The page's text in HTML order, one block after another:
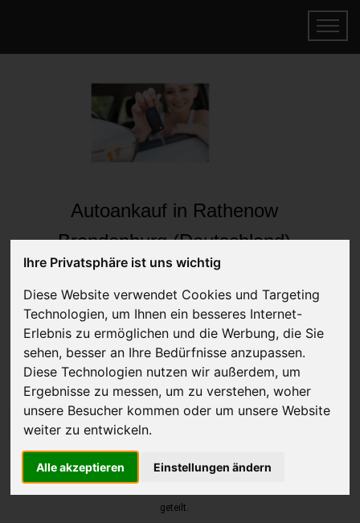
Ihre Privatsphäre ist uns wichtig
Diese Website verwendet Cookies und Targeting
Technologien, um Ihnen ein besseres Internet-
Erlebnis zu ermöglichen und die Werbung, die Sie
sehen, besser an Ihre Bedürfnisse anzupassen.
Diese Technologien nutzen wir außerdem, um
Ergebnisse zu messen, um zu verstehen, woher
unsere Besucher kommen oder um unsere Website
weiter zu entwickeln.
Alle akzeptieren Einstellungen ändern
Autoankauf in Rathenow
Brandenburg (Deutschland)
Online Auto verkaufen & gratis abholen
lassen
JETZT KOSTENLOSE BEWERTUNG
Kostenloses Angebot
für den Ankauf Ihres Autos inklusive der
Abholung, auf Wunsch sofort Geld. Ihre Daten werden nicht mit Dritten
geteilt.